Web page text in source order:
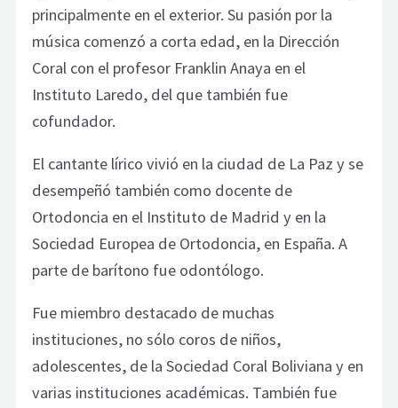
principalmente en el exterior. Su pasión por la
música comenzó a corta edad, en la Dirección
Coral con el profesor Franklin Anaya en el
Instituto Laredo, del que también fue
cofundador.
El cantante lírico vivió en la ciudad de La Paz y se
desempeñó también como docente de
Ortodoncia en el Instituto de Madrid y en la
Sociedad Europea de Ortodoncia, en España. A
parte de barítono fue odontólogo.
Fue miembro destacado de muchas
instituciones, no sólo coros de niños,
adolescentes, de la Sociedad Coral Boliviana y en
varias instituciones académicas. También fue